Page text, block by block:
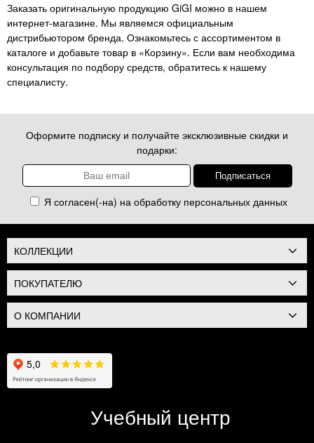
Заказать оригинальную продукцию GiGI можно в нашем
интернет-магазине. Мы являемся официальным
дистрибьютором бренда. Ознакомьтесь с ассортиментом в
каталоге и добавьте товар в «Корзину». Если вам необходима
консультация по подбору средств, обратитесь к нашему
специалисту.
Оформите подписку и получайте эксклюзивные скидки и
подарки:
Я согласен(-на) на обработку персональных данных
КОЛЛЕКЦИИ
ПОКУПАТЕЛЮ
О КОМПАНИИ
Учебный центр